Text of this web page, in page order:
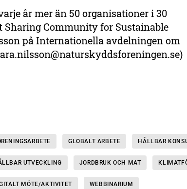
år mer än 50 organisationer i 30
Sharing Community for Sustainable
på Internationella avdelningen om
GLOBALT ARBETE HÅLLBAR
UTVECKLING JORDBRUK OCH MAT
MÖTE/AKTIVITET WEBBINARIUM